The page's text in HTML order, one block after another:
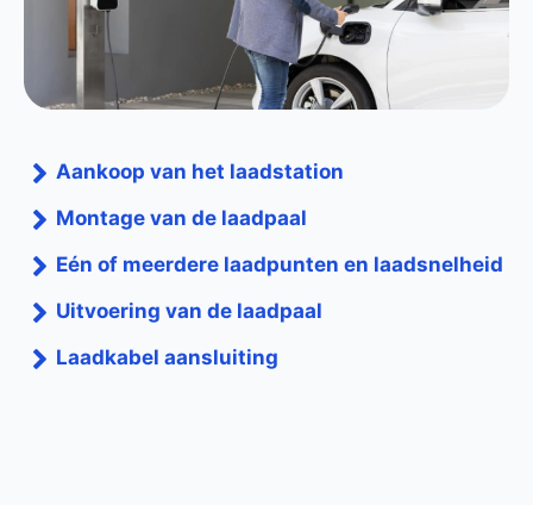
Aankoop van het laadstation
Montage van de laadpaal
Eén of meerdere laadpunten en laadsnelheid
Uitvoering van de laadpaal
Laadkabel aansluiting